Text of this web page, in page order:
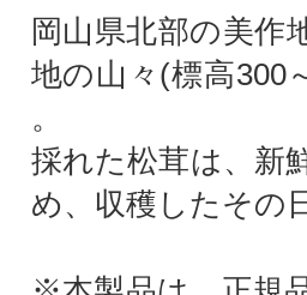
岡山県北部の美作
地の山々(標高300
。
採れた松茸は、新
め、収穫したその